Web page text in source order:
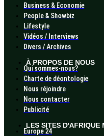
Business & Economie
People & Showbiz
Lifestyle
Vidéos / Interviews
Divers / Archives
À PROPOS DE NOUS
Qui sommes-nous?
Charte de déontologie
Nous réjoindre
Nous contacter
Publicité
LES SITES D'AFRIQUE
Europe 24